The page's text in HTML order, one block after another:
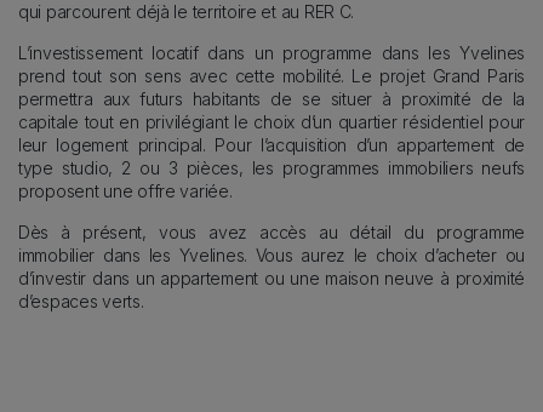
qui parcourent déjà le territoire et au RER C.
L’investissement locatif dans un programme dans les Yvelines
prend tout son sens avec cette mobilité. Le projet Grand Paris
permettra aux futurs habitants de se situer à proximité de la
capitale tout en privilégiant le choix d’un quartier résidentiel pour
leur logement principal. Pour l’acquisition d’un appartement de
type studio, 2 ou 3 pièces, les programmes immobiliers neufs
proposent une offre variée.
Dès à présent, vous avez accès au détail du programme
immobilier dans les Yvelines. Vous aurez le choix d’acheter ou
d’investir dans un appartement ou une maison neuve à proximité
d’espaces verts.